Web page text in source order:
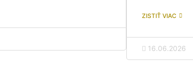
ZISTIŤ VIAC
16.06.2026